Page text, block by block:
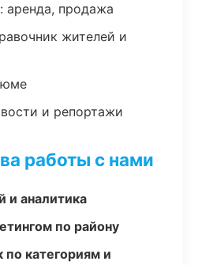
продажа
жителей и
и репортажи
работы с нами
и аналитика
по району
категориям и